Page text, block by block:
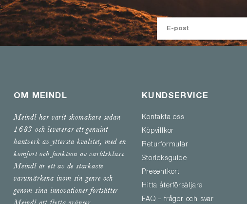
OM MEINDL
Meindl har varit skomakare sedan
1683 och levererar ett genuint
hantverk av yttersta kvalitet, med en
komfort och funktion av världsklass.
Meindl är ett av de starkaste
varumärkena inom sin genre och
genom sina innovationer fortsätter
KUNDSERVICE
Kontakta oss
Köpvillkor
Returformulär
Storleksguide
Presentkort
Hitta återförsäljare
FAQ – frågor och svar